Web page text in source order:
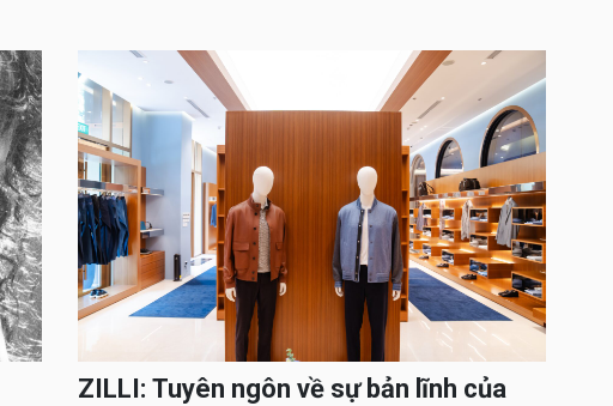
ZILLI: Tuyên ngôn về sự bản lĩnh của